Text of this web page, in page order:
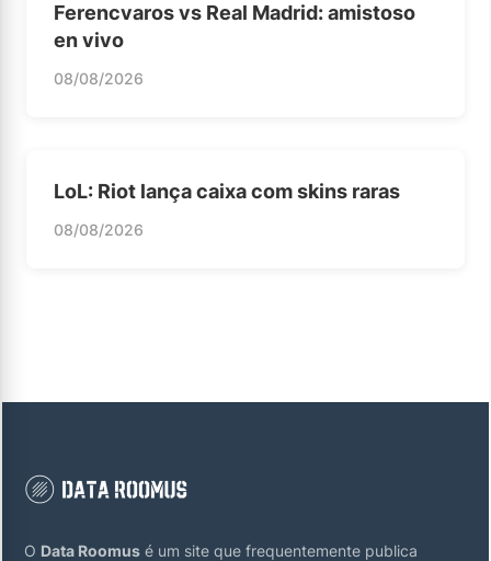
Ferencvaros vs Real Madrid: amistoso
en vivo
08/08/2026
LoL: Riot lança caixa com skins raras
08/08/2026
O Data Roomus é um site que frequentemente publica